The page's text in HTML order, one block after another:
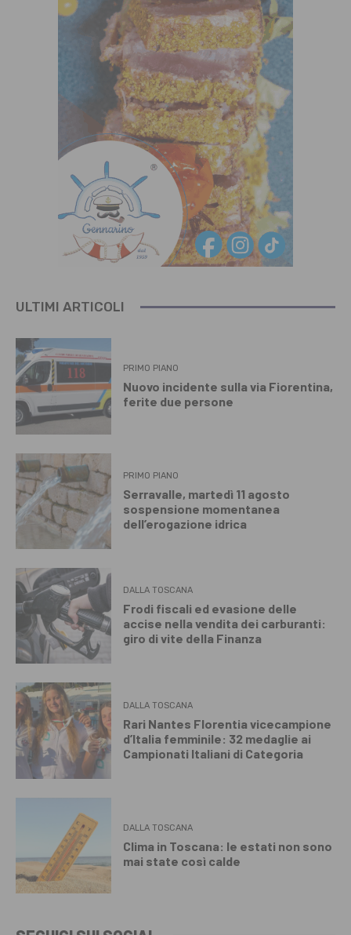
ULTIMI ARTICOLI
PRIMO PIANO
Nuovo incidente sulla via Fiorentina,
ferite due persone
PRIMO PIANO
Serravalle, martedì 11 agosto
sospensione momentanea
dell’erogazione idrica
DALLA TOSCANA
Frodi fiscali ed evasione delle
accise nella vendita dei carburanti:
giro di vite della Finanza
DALLA TOSCANA
Rari Nantes Florentia vicecampione
d’Italia femminile: 32 medaglie ai
Campionati Italiani di Categoria
DALLA TOSCANA
Clima in Toscana: le estati non sono
mai state così calde